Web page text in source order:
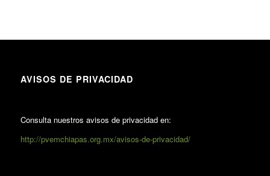
AVISOS DE PRIVACIDAD
Consulta nuestros avisos de privacidad en:
http://pvemchiapas.org.mx/avisos-de-privacidad/